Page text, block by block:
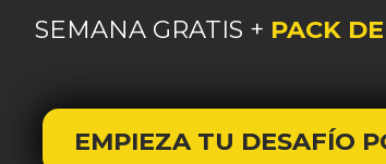
SEMANA GRATIS + PACK
EMPIEZA TU DESAFÍO